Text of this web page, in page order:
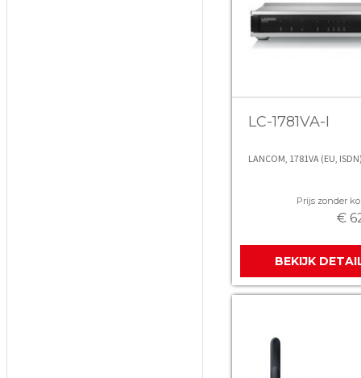
LC-1781VA-I
LANCOM, 1781VA (EU,
Prijs zonder
€
BEKIJK